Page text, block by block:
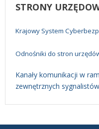
STRONY
Krajowy System
Odnośniki do stron
Kanały komunikacji w
zewnętrznych sygnalistów